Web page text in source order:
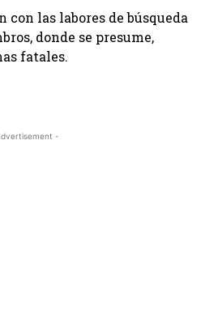
las labores de búsqueda
donde se presume,
fatales.
-